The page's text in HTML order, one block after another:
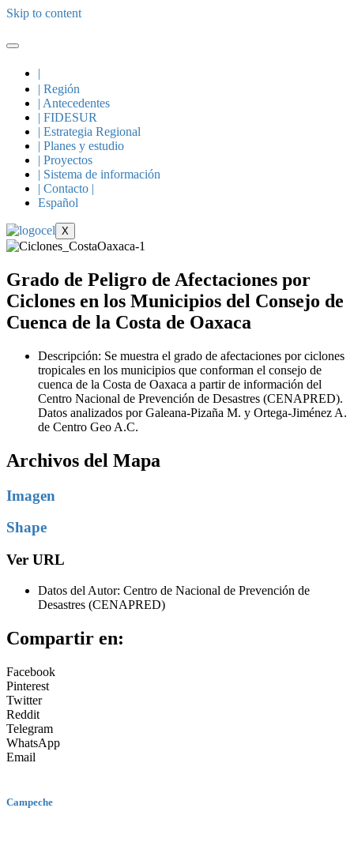
Skip to content
|
| Región
| Antecedentes
| FIDESUR
| Estrategia Regional
| Planes y estudio
| Proyectos
| Sistema de información
| Contacto |
Español
X
Grado de Peligro de Afectaciones por
Ciclones en los Municipios del Consejo de
Cuenca de la Costa de Oaxaca
Descripción: Se muestra el grado de afectaciones por ciclones
tropicales en los municipios que conforman el consejo de
cuenca de la Costa de Oaxaca a partir de información del
Centro Nacional de Prevención de Desastres (CENAPRED).
Datos analizados por Galeana-Pizaña M. y Ortega-Jiménez A.
de Centro Geo A.C.
Archivos del Mapa
Imagen
Shape
Ver URL
Datos del Autor: Centro de Nacional de Prevención de
Desastres (CENAPRED)
Compartir en:
Facebook
Pinterest
Twitter
Reddit
Telegram
WhatsApp
Email
Campeche